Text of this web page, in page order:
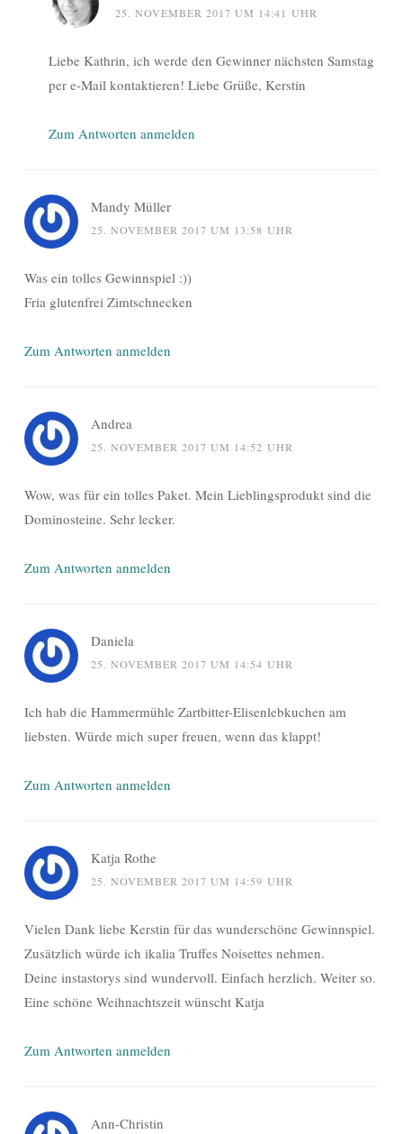
25. NOVEMBER 2017 UM 14:41 UHR
Liebe Kathrin, ich werde den Gewinner nächsten Samstag
per e-Mail kontaktieren! Liebe Grüße, Kerstin
Zum Antworten anmelden
Mandy Müller
25. NOVEMBER 2017 UM 13:58 UHR
Was ein tolles Gewinnspiel :))
Fria glutenfrei Zimtschnecken
Zum Antworten anmelden
Andrea
25. NOVEMBER 2017 UM 14:52 UHR
Wow, was für ein tolles Paket. Mein Lieblingsprodukt sind die
Dominosteine. Sehr lecker.
Zum Antworten anmelden
Daniela
25. NOVEMBER 2017 UM 14:54 UHR
Ich hab die Hammermühle Zartbitter-Elisenlebkuchen am
liebsten. Würde mich super freuen, wenn das klappt!
Zum Antworten anmelden
Katja Rothe
25. NOVEMBER 2017 UM 14:59 UHR
Vielen Dank liebe Kerstin für das wunderschöne Gewinnspiel.
Zusätzlich würde ich ikalia Truffes Noisettes nehmen.
Deine instastorys sind wundervoll. Einfach herzlich. Weiter so.
Eine schöne Weihnachtszeit wünscht Katja
Zum Antworten anmelden
Ann-Christin